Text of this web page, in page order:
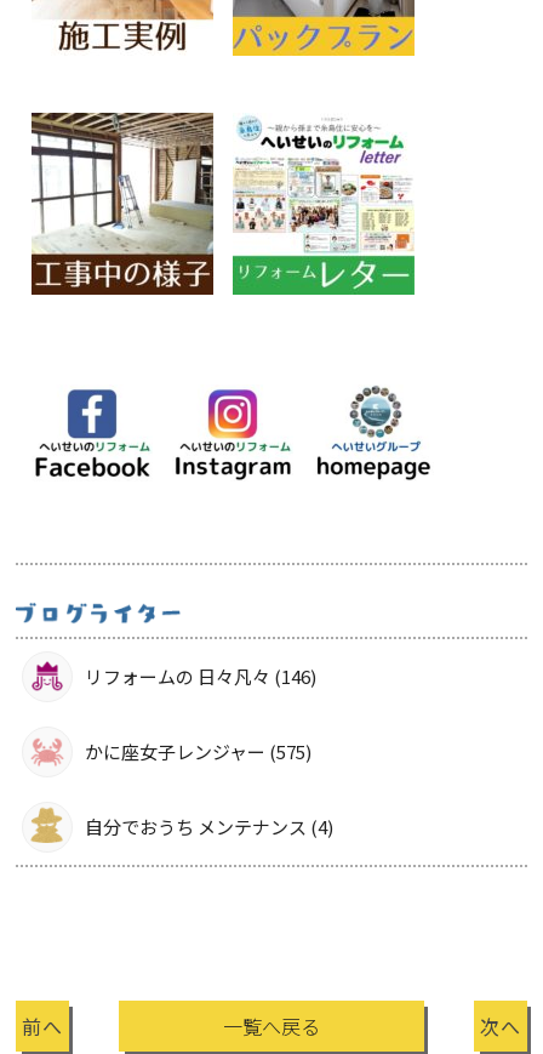
リフォームの 日々凡々 (146)
かに座女子レンジャー (575)
自分でおうち メンテナンス (4)
前へ 一覧へ戻る 次へ